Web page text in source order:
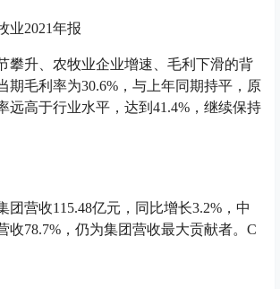
业2021年报
攀升、农牧业企业增速、毛利下滑的背
期毛利率为30.6%，与上年同期持平，原
远高于行业水平，达到41.4%，继续保持
团营收115.48亿元，同比增长3.2%，中
收78.7%，仍为集团营收最大贡献者。 C